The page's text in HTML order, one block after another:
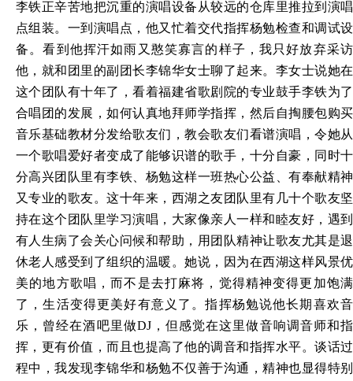
李铁正辛苦地把沉重的演唱设备从较远的仓库里推拉到演唱
点组装。一到演唱点，他又忙着交代指挥杨勉检查和调试设
备。看到他挥汗如雨又憨笑寡言的样子，我只好放弃采访
他，就和团里的副团长李锦华女士聊了起来。李女士说她在
这个团队有十年了，看着福建省歌剧院的专业鼓手李铁为了
合唱团的发展，如何认真地拜师学指挥，然后自掏腰包购买
音乐基础教材分发给歌友们，教会歌友们看谱演唱，令她从
一个歌唱爱好者变成了能够识谱的歌手，十分自豪，同时十
分高兴团队里有李铁、杨勉这样一班热心公益、有奉献精神
又专业的歌友。这十年来，西湖之友团队里有几十个歌友坚
持在这个团队里学习演唱，大家像亲人一样和睦友好，遇到
有人生病了会关心问候和帮助，用团队精神让歌友尤其是退
休老人感受到了组织的温暖。她说，因为在西湖这样风景优
美的地方歌唱，而不是去打麻将，觉得精神变得更加饱满
了，生活变得更美好有意义了。指挥杨勉说他长期喜欢音
乐，曾经在酒吧里做DJ，但感觉在这里做音响调音师和指
挥，更有价值，而且也提高了他的调音和指挥水平。谈话过
程中，我发现李锦华和杨勉不仅善于沟通，精神也显得特别